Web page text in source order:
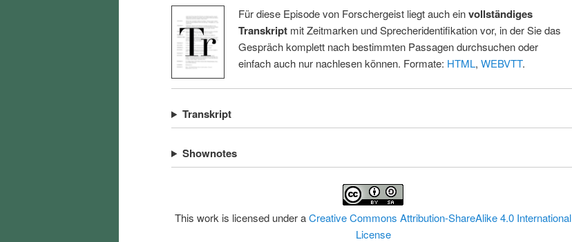
Für diese Episode von Forschergeist liegt auch einvollständiges
Transkriptmit Zeitmarken und Sprecheridentifikation vor, in der Sie das
Gespräch komplett nach bestimmten Passagen durchsuchen oder
einfach auch nur nachlesen können. Formate: HTML, WEBVTT.
Transkript
Shownotes
This work is licensed under aCreative Commons Attribution-ShareAlike 4.0 International
License